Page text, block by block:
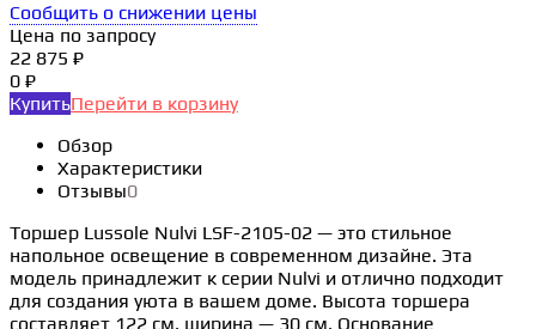
Сообщить о снижении цены
Цена по запросу
22 875 ₽
0 ₽
КупитьПерейти в корзину
Обзор
Характеристики
Отзывы0
Торшер Lussole Nulvi LSF-2105-02 — это стильное
напольное освещение в современном дизайне. Эта
модель принадлежит к серии Nulvi и отлично подходит
для создания уюта в вашем доме. Высота торшера
составляет 122 см, ширина — 30 см. Основание